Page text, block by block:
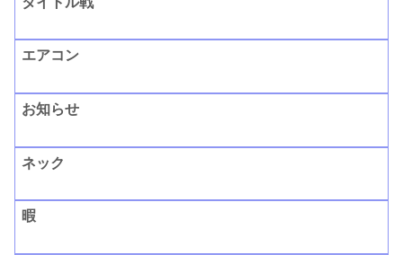
エアコン
お知らせ
ネック
暇